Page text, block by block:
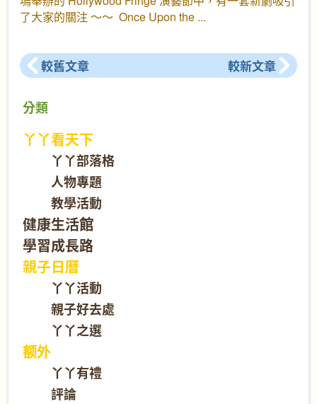
了大家的關注 ～～ Once Upon the
較舊文章 較新文章
分類
丫丫看天下
丫丫部落格
人物專題
教學活動
健康生活館
學習成長路
親子日曆
丫丫活動
親子好去處
丫丫之選
额外
丫丫有禮
評論